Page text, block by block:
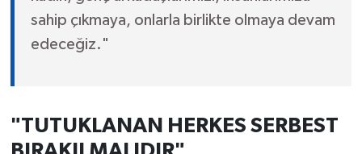
sahip çıkmaya, onlarla birlikte olmaya devam
edeceğiz."
"TUTUKLANAN HERKES SERBEST